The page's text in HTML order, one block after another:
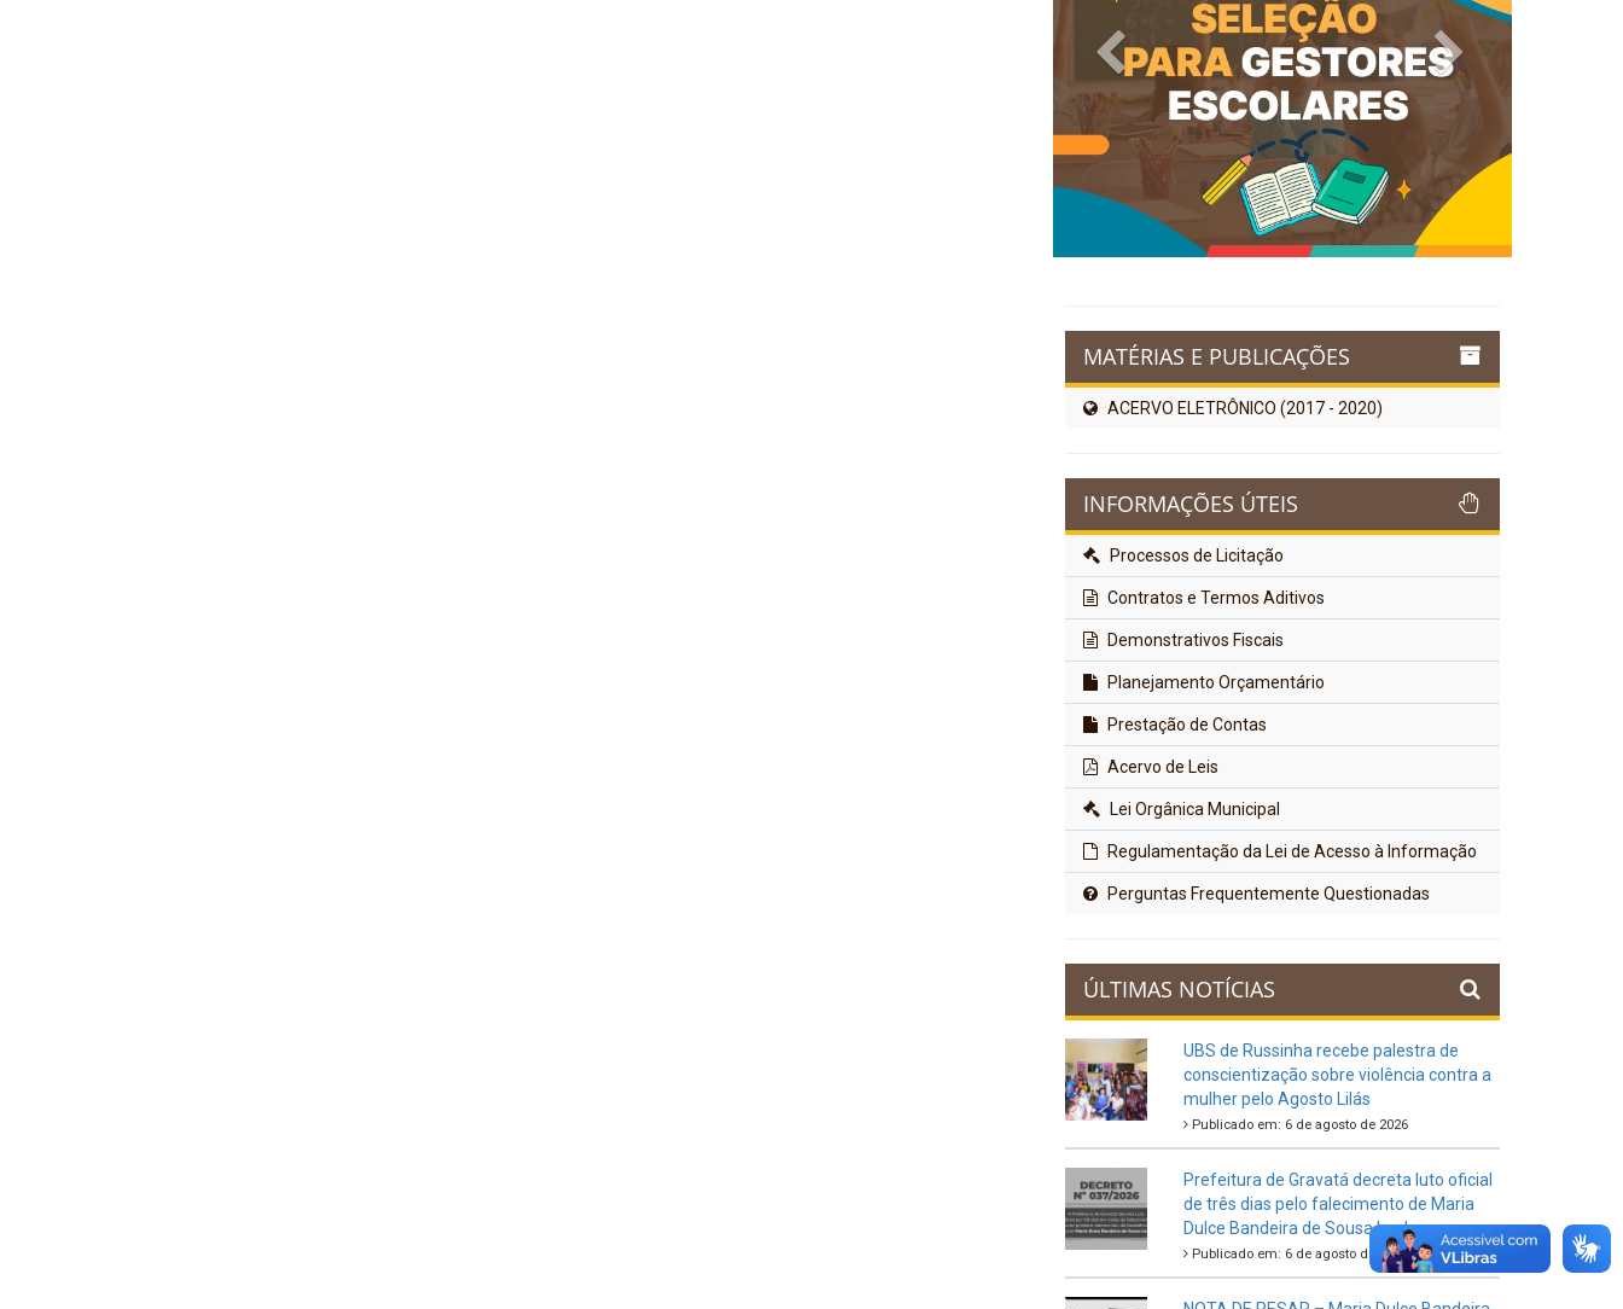
Previous Next
MATÉRIAS E PUBLICAÇÕES
ACERVO ELETRÔNICO (2017 - 2020)
INFORMAÇÕES ÚTEIS
Processos de Licitação
Contratos e Termos Aditivos
Demonstrativos Fiscais
Planejamento Orçamentário
Prestação de Contas
Acervo de Leis
Lei Orgânica Municipal
Regulamentação da Lei de Acesso à Informação
Perguntas Frequentemente Questionadas
ÚLTIMAS NOTÍCIAS
UBS de Russinha recebe palestra de
conscientização sobre violência contra a
mulher pelo Agosto Lilás
Publicado em: 6 de agosto de 2026
Prefeitura de Gravatá decreta luto oficial
de três dias pelo falecimento de Maria
Dulce Bandeira de Sousa Leal
Publicado em: 6 de agosto de 2026